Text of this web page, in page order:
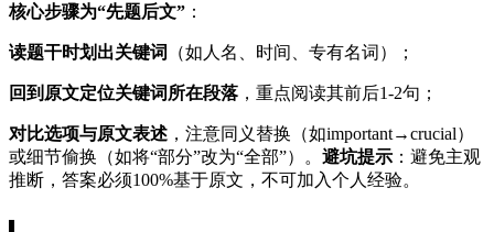
核心步骤为“先题后文” ：
读题干时划出关键词 （如人名、时间、专有名词）；
回到原文定位关键词所在段落 ，重点阅读其前后1-2句；
对比选项与原文表述 ，注意同义替换（如important→crucial）
或细节偷换（如将“部分”改为“全部”）。 避坑提示 ：避免主观
推断，答案必须100%基于原文，不可加入个人经验。